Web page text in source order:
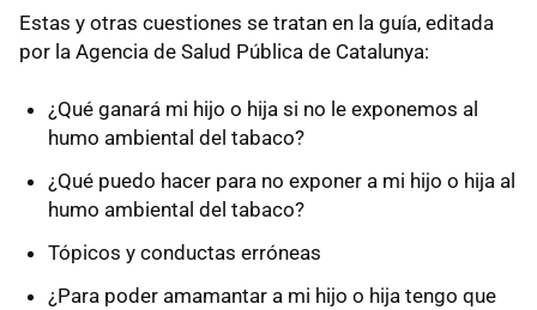
Estas y otras cuestiones se tratan en la guía, editada
por la Agencia de Salud Pública de Catalunya:
¿Qué ganará mi hijo o hija si no le exponemos al
humo ambiental del tabaco?
¿Qué puedo hacer para no exponer a mi hijo o hija al
humo ambiental del tabaco?
Tópicos y conductas erróneas
¿Para poder amamantar a mi hijo o hija tengo que